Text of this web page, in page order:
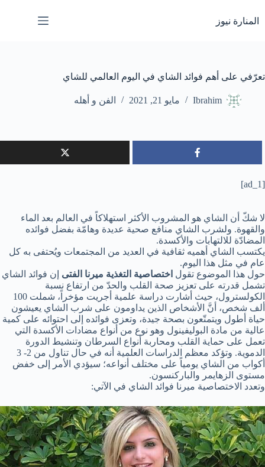
إلى
المحتوى
المنارة نيوز
تعرّفي على أهم فوائد الشاي في اليوم العالمي للشاي
Ibrahim مايو 21, 2021 الفن و أهله
[ad_1]
لا شكّ أن الشاي هو المشروب الأكثر استهلاكاً في العالم بعد الماء
والقهوة. ولشرب الشاي منافع صحية عديدة وهامّة بفضل فوائده
المضادّة للالتهابات والأكسدة.
يكتسب الشاي أهميه ثقافية في العديد من المجتمعات ويُحتفى به كل
عام في مثل هذا اليوم.
حول هذا الموضوع تقول اختصاصية التغذية ميرنا الفتى إن فوائد الشاي
تشمل قدرته على تعزيز صحة القلب والحدّ من ارتفاع نسبة
الكولسترول، حيث أشارت دراسة علمية أجريت مؤخراً، شملت 100
ألف شخص، أنَّ الأشخاص الذين يداومون على شرب الشاي يعيشون
حياة أطول ويتمتّعون بصحة جيدة، وتعزى فوائده إلى احتوائه على كمية
عالية من مادة البوليفينول وهو نوع من أنواع مضادات الأكسدة التي
تعمل على حماية القلب ومحاربة أنواع السرطان وتنشيط الدورة
الدموية. وتؤكد معظم الدراسات العلمية أنه في حال تناول من 2- 3
أكواب من الشاي يومياً على مختلف أنواعه؛ سيؤدي الأمر إلى خفض
مستوى الزهايمر والباركنسون.
وتعدد الاختصاصية ميرنا فوائد الشاي في الآتي: